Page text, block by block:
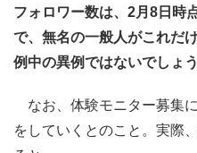
フォロワー数は、2月8日時
で、無名の一般人がこれだ
例中の異例ではないでしょう
なお、体験モニター募集
をしていくとのこと。実際